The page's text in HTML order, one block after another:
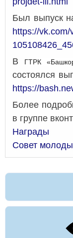
Был выпуск
https://
В
ГТРК
состоялся
https://
Более
в группе
Награды
Совет